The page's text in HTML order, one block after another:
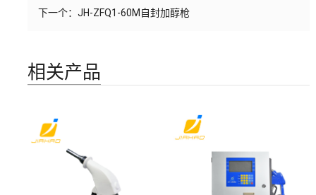
下一个： JH-ZFQ1-60M自封加醇枪
相关产品